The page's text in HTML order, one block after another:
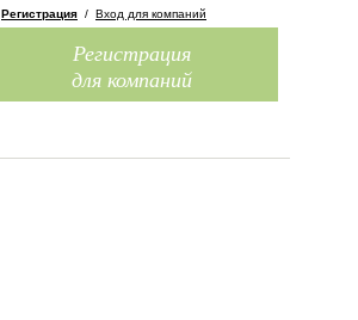
Регистрация / Вход для компаний
Регистрация
для компаний